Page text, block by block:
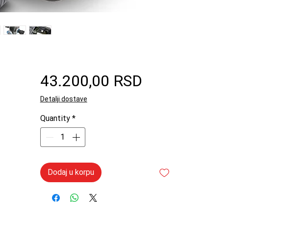
43.200,00 RSD
Detalji dostave
Quantity *
Dodaj u korpu